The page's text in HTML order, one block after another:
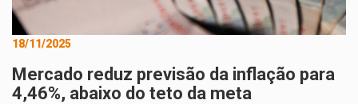
18/11/2025
Mercado reduz previsão da inflação para
4,46%, abaixo do teto da meta